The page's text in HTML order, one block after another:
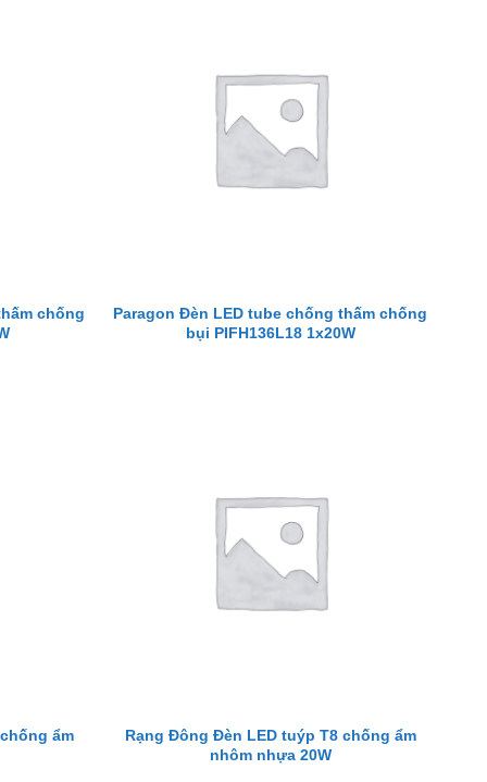
chống
Paragon Đèn LED tube chống thấm chống
bụi PIFH136L18 1x20W
ẩm
Rạng Đông Đèn LED tuýp T8 chống ẩm
nhôm nhựa 20W